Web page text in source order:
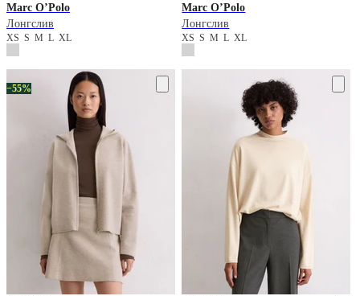
Marc O’Polo
Лонгслив
XS S M L XL
Marc O’Polo
Лонгслив
XSSMLXL
−55%